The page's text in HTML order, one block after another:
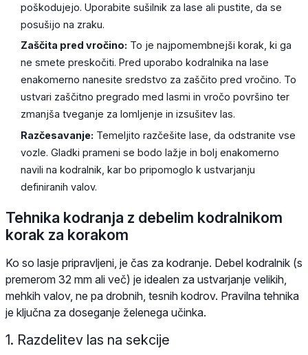
poškodujejo. Uporabite sušilnik za lase ali pustite, da se
posušijo na zraku.
Zaščita pred vročino: To je najpomembnejši korak, ki ga
ne smete preskočiti. Pred uporabo kodralnika na lase
enakomerno nanesite sredstvo za zaščito pred vročino. To
ustvari zaščitno pregrado med lasmi in vročo površino ter
zmanjša tveganje za lomljenje in izsušitev las.
Razčesavanje: Temeljito razčešite lase, da odstranite vse
vozle. Gladki prameni se bodo lažje in bolj enakomerno
navili na kodralnik, kar bo pripomoglo k ustvarjanju
definiranih valov.
Tehnika kodranja z debelim kodralnikom
korak za korakom
Ko so lasje pripravljeni, je čas za kodranje. Debel kodralnik (s
premerom 32 mm ali več) je idealen za ustvarjanje velikih,
mehkih valov, ne pa drobnih, tesnih kodrov. Pravilna tehnika
je ključna za doseganje želenega učinka.
1. Razdelitev las na sekcije